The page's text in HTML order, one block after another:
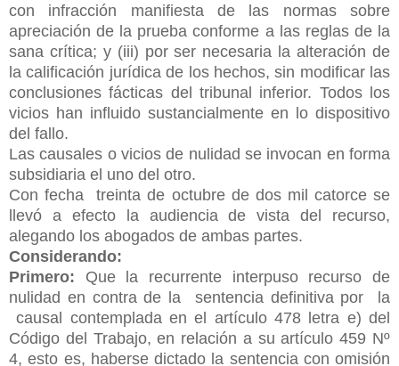
con infracción manifiesta de las normas sobre
apreciación de la prueba conforme a las reglas de la
sana crítica; y (iii) por ser necesaria la alteración de
la calificación jurídica de los hechos, sin modificar las
conclusiones fácticas del tribunal inferior. Todos los
vicios han influido sustancialmente en lo dispositivo
del fallo.
Las causales o vicios de nulidad se invocan en forma
subsidiaria el uno del otro.
Con fecha treinta de octubre de dos mil catorce se
llevó a efecto la audiencia de vista del recurso,
alegando los abogados de ambas partes.
Considerando:
Primero: Que la recurrente interpuso recurso de
nulidad en contra de la sentencia definitiva por la
causal contemplada en el artículo 478 letra e) del
Código del Trabajo, en relación a su artículo 459 Nº
4, esto es, haberse dictado la sentencia con omisión